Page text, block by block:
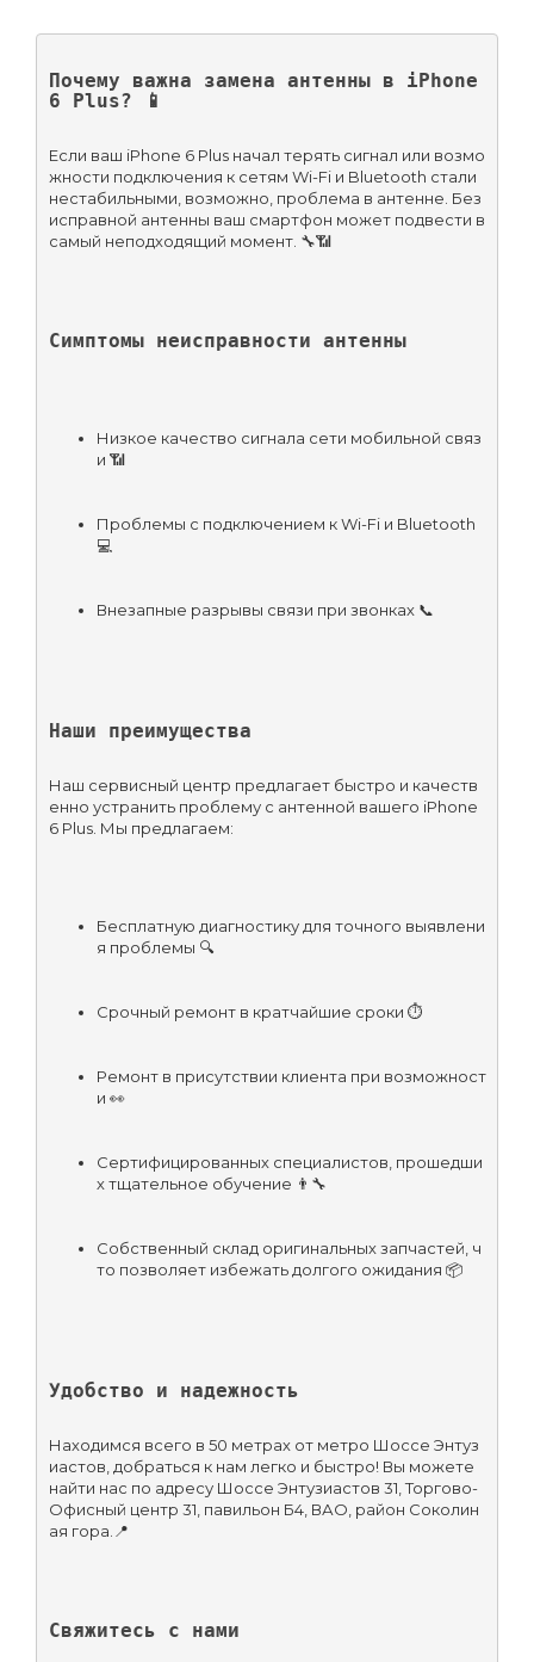
Почему важна замена антенны в iPhone
6 Plus? 📱
Если ваш iPhone 6 Plus начал терять сигнал или возмо
жности подключения к сетям Wi-Fi и Bluetooth стали
нестабильными, возможно, проблема в антенне. Без
исправной антенны ваш смартфон может подвести в
самый неподходящий момент. 🔧📶
Симптомы неисправности антенны
Низкое качество сигнала сети мобильной связ
и 📶
Проблемы с подключением к Wi-Fi и Bluetooth
💻
Внезапные разрывы связи при звонках 📞
Наши преимущества
Наш сервисный центр предлагает быстро и качеств
енно устранить проблему с антенной вашего iPhone
6 Plus. Мы предлагаем:
Бесплатную диагностику для точного выявлени
я проблемы 🔍
Срочный ремонт в кратчайшие сроки ⏱️
Ремонт в присутствии клиента при возможност
и 👀
Сертифицированных специалистов, прошедши
х тщательное обучение 👨‍🔧
Собственный склад оригинальных запчастей, ч
то позволяет избежать долгого ожидания 📦
Удобство и надежность
Находимся всего в 50 метрах от метро Шоссе Энтуз
иастов, добраться к нам легко и быстро! Вы можете
найти нас по адресу Шоссе Энтузиастов 31, Торгово-
Офисный центр 31, павильон Б4, ВАО, район Соколин
ая гора.📍
Свяжитесь с нами